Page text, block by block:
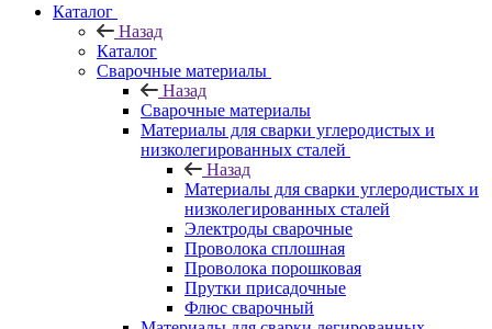
Каталог
Назад
Каталог
Сварочные материалы
Назад
Сварочные материалы
Материалы для сварки углеродистых и
низколегированных сталей
Назад
Материалы для сварки углеродистых и
низколегированных сталей
Электроды сварочные
Проволока сплошная
Проволока порошковая
Прутки присадочные
Флюс сварочный